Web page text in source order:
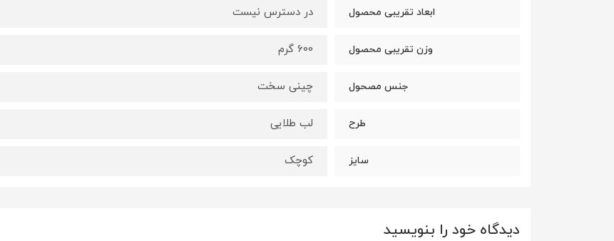
ابعاد تقریبی محصول در دسترس نیست
وزن تقریبی محصول 600 گرم
جنس مصحول چینی سخت
طرح لب طلایی
سایز کوچک
دیدگاه خود را بنویسید